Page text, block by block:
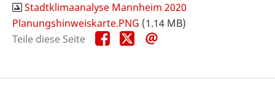
Stadtklimaanalyse Mannheim 2020
Planungshinweiskarte.PNG (1.14 MB)
Teile diese Seite
Teile
diese
Teile
diese